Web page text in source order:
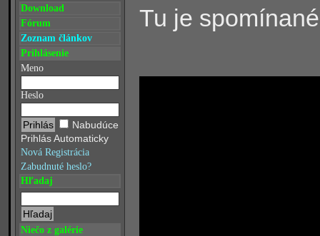
Download
Fórum
Zoznam článkov
Prihlásenie
Meno
Heslo
Nabudúce
Prihlás Automaticky
Nová Registrácia
Zabudnuté heslo?
Hľadaj
Niečo z galérie
Tu je